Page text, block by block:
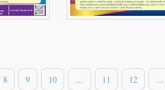
8 9 10 … 11 12 …